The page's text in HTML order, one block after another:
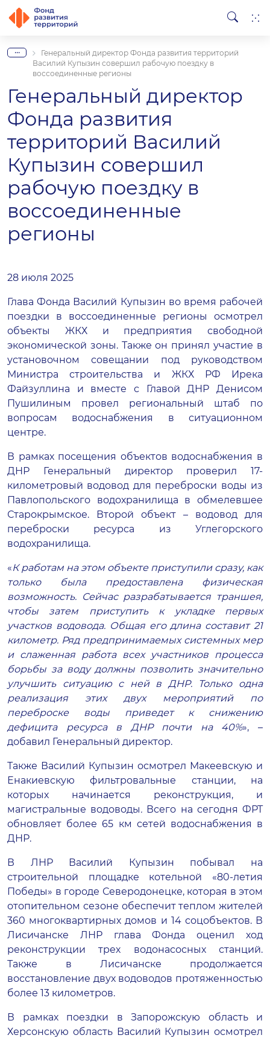
...
Генеральный директор Фонда развития территорий
Василий Купызин совершил рабочую поездку в
воссоединенные регионы
Генеральный директор
Фонда развития
территорий Василий
Купызин совершил
рабочую поездку в
воссоединенные
регионы
28 июля 2025
Глава Фонда Василий Купызин во время рабочей
поездки в воссоединенные регионы осмотрел
объекты ЖКХ и предприятия свободной
экономической зоны. Также он принял участие в
установочном совещании под руководством
Министра строительства и ЖКХ РФ Ирека
Файзуллина и вместе с Главой ДНР Денисом
Пушилиным провел региональный штаб по
вопросам водоснабжения в ситуационном
центре.
В рамках посещения объектов водоснабжения в
ДНР Генеральный директор проверил 17-
километровый водовод для переброски воды из
Павлопольского водохранилища в обмелевшее
Старокрымское. Второй объект – водовод для
переброски ресурса из Углегорского
водохранилища.
«К работам на этом объекте приступили сразу, как
только была предоставлена физическая
возможность. Сейчас разрабатывается траншея,
чтобы затем приступить к укладке первых
участков водовода. Общая его длина составит 21
километр. Ряд предпринимаемых системных мер
и слаженная работа всех участников процесса
борьбы за воду должны позволить значительно
улучшить ситуацию с ней в ДНР. Только одна
реализация этих двух мероприятий по
переброске воды приведет к снижению
дефицита ресурса в ДНР почти на 40%»,–
добавил Генеральный директор.
Также Василий Купызин осмотрел Макеевскую и
Енакиевскую фильтровальные станции, на
которых начинается реконструкция, и
магистральные водоводы. Всего на сегодня ФРТ
обновляет более 65 км сетей водоснабжения в
ДНР.
В ЛНР Василий Купызин побывал на
строительной площадке котельной «80-летия
Победы» в городе Северодонецке, которая в этом
отопительном сезоне обеспечит теплом жителей
360 многоквартирных домов и 14 соцобъектов. В
Лисичанске ЛНР глава Фонда оценил ход
реконструкции трех водонасосных станций.
Также в Лисичанске продолжается
восстановление двух водоводов протяженностью
более 13 километров.
В рамках поездки в Запорожскую область и
Херсонскую область Василий Купызин осмотрел